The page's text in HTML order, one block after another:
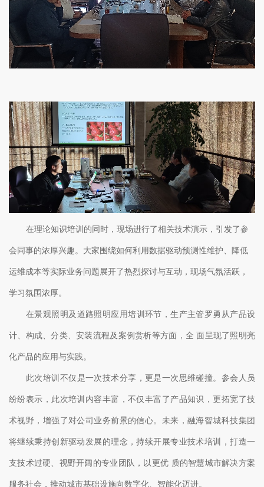
在理论知识培训的同时，现场进行了相关技术演示，引发了参
会同事的浓厚兴趣。大家围绕如何利用数据驱动预测性维护、降低
运维成本等实际业务问题展开了热烈探讨与互动，现场气氛活跃，
学习氛围浓厚。
在景观照明及道路照明应用培训环节，生产主管罗勇从产品设
计、构成、分类、安装流程及案例赏析等方面，全 面呈现了照明亮
化产品的应用与实践。
此次培训不仅是一次技术分享，更是一次思维碰撞。参会人员
纷纷表示，此次培训内容丰富，不仅 丰富了产品知识，更拓宽了技
术视野，增强了对公司业务前景的信心。 未来，融海智城科技集团
将继续秉持创新驱动发展的理念，持续开展专业技术培训，打造一
支技术过硬、视野开阔的专业团队，以更优 质的智慧城市解决方案
服务社会，推动城市基础设施向数字化、智能化迈进。